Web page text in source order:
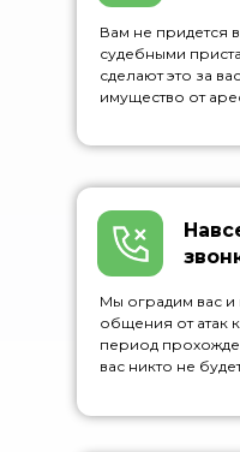
Вам не придется
судебными
сделают это за
имущество от
Мы оградим вас и
общения от атак
период
вас никто не